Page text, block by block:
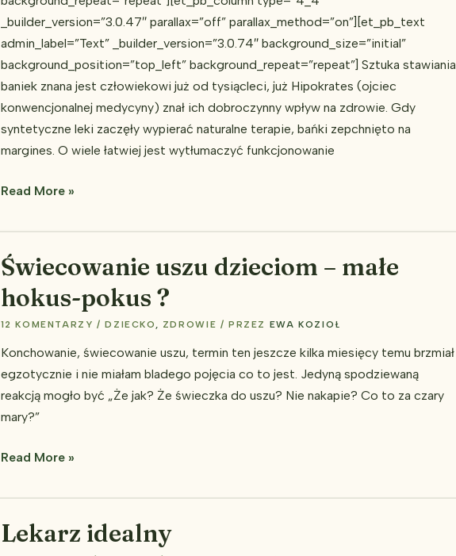
_builder_version=”3.0.47″ parallax=”off” parallax_method=”on”][et_pb_text
admin_label=”Text” _builder_version=”3.0.74″ background_size=”initial”
background_position=”top_left” background_repeat=”repeat”] Sztuka stawiania
baniek znana jest człowiekowi już od tysiącleci, już Hipokrates (ojciec
konwencjonalnej medycyny) znał ich dobroczynny wpływ na zdrowie. Gdy
syntetyczne leki zaczęły wypierać naturalne terapie, bańki zepchnięto na
margines. O wiele łatwiej jest wytłumaczyć funkcjonowanie
Jak
lekarskie?
Read More »
Świecowanie uszu dzieciom – małe
hokus-pokus ?
12 KOMENTARZY /DZIECKO , ZDROWIE / PRZEZ EWA KOZIOŁ
Konchowanie, świecowanie uszu, termin ten jeszcze kilka miesięcy temu brzmiał
egzotycznie i nie miałam bladego pojęcia co to jest. Jedyną spodziewaną
reakcją mogło być „Że jak? Że świeczka do uszu? Nie nakapie? Co to za czary
mary?”
Świecowanie
–
małe
Read More »
Lekarz idealny